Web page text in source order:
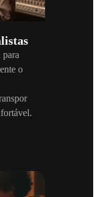
para
o